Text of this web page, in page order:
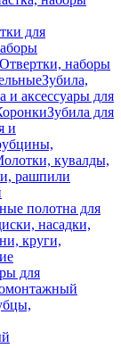
для
Отвертки, наборы
Зубила,
и аксессуары для
Зубила для
и
кувалды,
рашпили
полотна для
насадки,
круги,
для